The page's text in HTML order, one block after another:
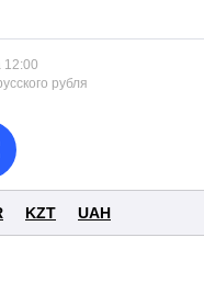
12:00
рубля
KZT UAH